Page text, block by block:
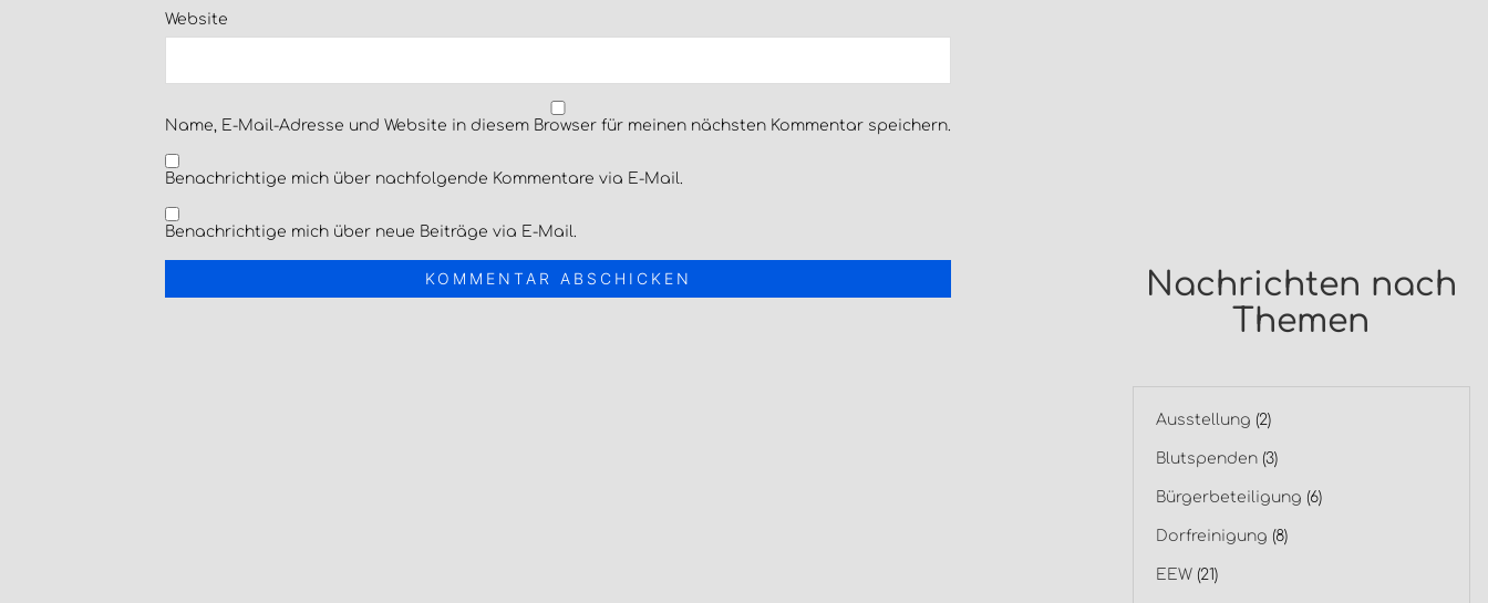
Website
Name, E-Mail-Adresse und Website in diesem Browser für meinen nächsten Kommentar speichern.
Benachrichtige mich über nachfolgende Kommentare via E-Mail.
Benachrichtige mich über neue Beiträge via E-Mail.
Nachrichten nach
Themen
Ausstellung (2)
Blutspenden(3)
Bürgerbeteiligung (6)
Dorfreinigung (8)
EEW(21)